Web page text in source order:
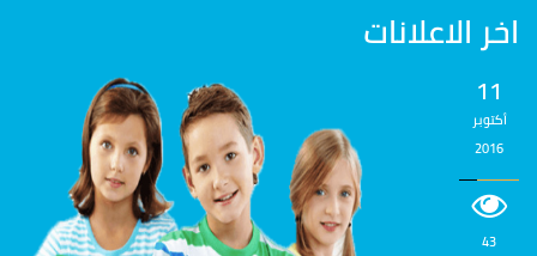
اخر الاعلانات
11
أكتوبر
2016
43